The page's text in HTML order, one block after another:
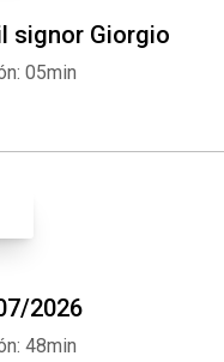
signor Giorgio
05min
2026
48min